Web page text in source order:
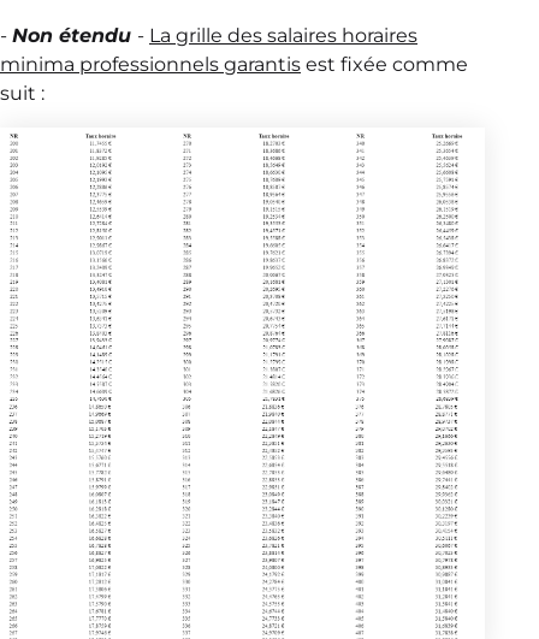
- Non étendu - La grille des salaires horaires
minima professionnels garantis est fixée comme
suit :